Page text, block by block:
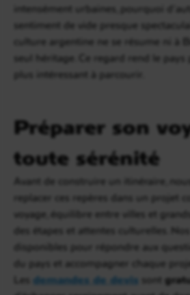
intensément urbaines, pourquoi
sentiment de vide presque
culture argentine ne se résume ni à
seul héritage. Ce regard rend le
plus intéressant à parcourir.
Préparer son
toute sérénité
Avant de construire un itinéraire,
replacer ces repères dans un projet
voyage, équilibre entre villes et
des étapes et attentes culturelles.
disponibles pour répondre aux
du pays et accompagner chaque
Les demandes de devis sont